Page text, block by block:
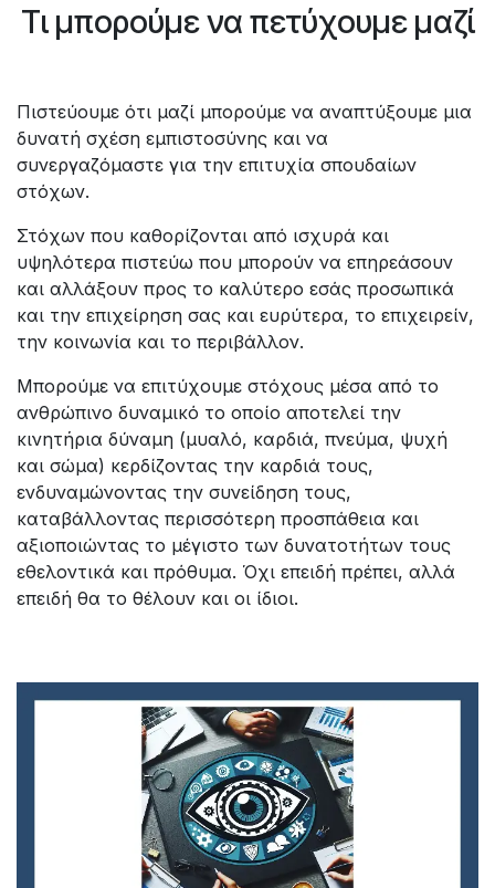
Τι μπορούμε να πετύχουμε μαζί
Πιστεύουμε ότι μαζί μπορούμε να αναπτύξουμε μια
δυνατή σχέση εμπιστοσύνης και να
συνεργαζόμαστε για την επιτυχία σπουδαίων
στόχων.
Στόχων που καθορίζονται από ισχυρά και
υψηλότερα πιστεύω που μπορούν να επηρεάσουν
και αλλάξουν προς το καλύτερο εσάς προσωπικά
και την επιχείρηση σας και ευρύτερα, το επιχειρείν,
την κοινωνία και το περιβάλλον.
Μπορούμε να επιτύχουμε στόχους μέσα από το
ανθρώπινο δυναμικό το οποίο αποτελεί την
κινητήρια δύναμη (μυαλό, καρδιά, πνεύμα, ψυχή
και σώμα) κερδίζοντας την καρδιά τους,
ενδυναμώνοντας την συνείδηση τους,
καταβάλλοντας περισσότερη προσπάθεια και
αξιοποιώντας το μέγιστο των δυνατοτήτων τους
εθελοντικά και πρόθυμα. Όχι επειδή πρέπει, αλλά
επειδή θα το θέλουν και οι ίδιοι.